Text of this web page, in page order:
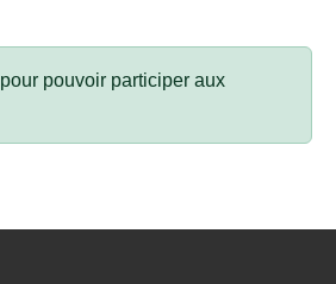
pour pouvoir participer aux